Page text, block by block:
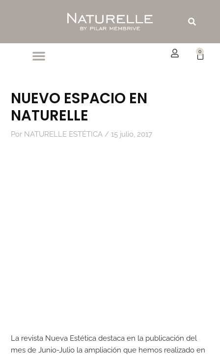
Buscar
0
NUEVO ESPACIO EN
NATURELLE
Por NATURELLE ESTÉTICA /15 julio, 2017
La revista Nueva Estética destaca en la publicación del
mes de Junio-Julio la ampliación que hemos realizado en